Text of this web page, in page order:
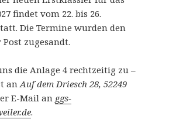
findet vom 22. bis 26.
Die Termine wurden den
zugesandt.
die Anlage 4 rechtzeitig zu –
anAuf dem Driesch 28, 52249
E-Mail an ggs-
.